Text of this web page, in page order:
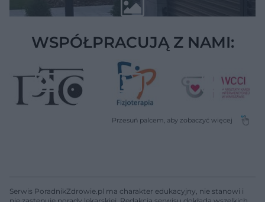
WSPÓŁPRACUJĄ Z NAMI:
Serwis PoradnikZdrowie.pl ma charakter edukacyjny, nie stanowi i